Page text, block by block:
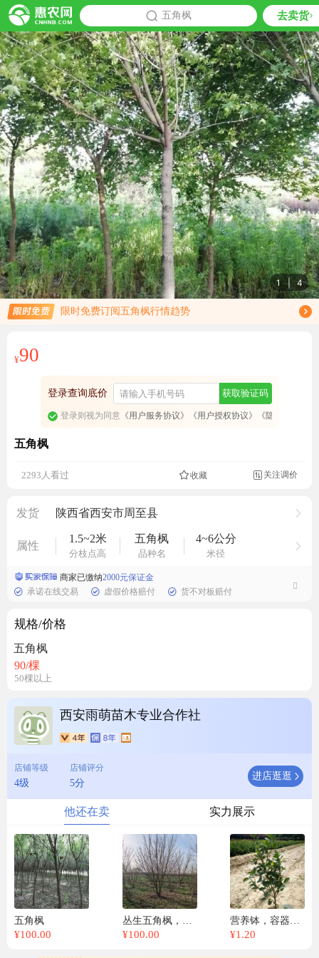
五角枫 去卖货
1 | 4
限时免费订阅五角枫行情趋势
免费订阅商品降价通知
¥90
登录查询底价 获取验证码
登录则视为同意《用户服务协议》 《用户授权协议》 《隐私政策》
五角枫
2293人看过 收藏 关注调价
发货 陕西省西安市周至县
属性
1.5~2米
分枝点高
五角枫
品种名
4~6公分
米径
商家已缴纳2000元保证金
承诺在线交易
虚假价格赔付 货不对板赔付
规格/价格
五角枫
90/棵
50棵以上
西安雨萌苗木专业合作社
店铺等级
4级
店铺评分
5分
进店逛逛
他还在卖 实力展示
五角枫
¥100.00 ¥100.00 ¥1.20